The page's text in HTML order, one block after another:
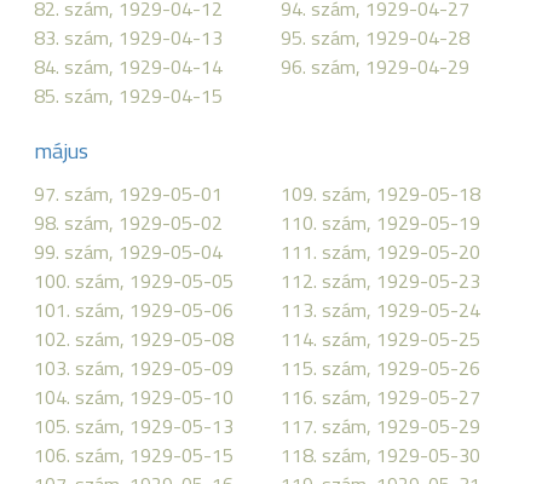
82. szám, 1929-04-12
83. szám, 1929-04-13
84. szám, 1929-04-14
85. szám, 1929-04-15
94. szám, 1929-04-27
95. szám, 1929-04-28
96. szám, 1929-04-29
május
97. szám, 1929-05-01
98. szám, 1929-05-02
99. szám, 1929-05-04
100. szám, 1929-05-05
101. szám, 1929-05-06
102. szám, 1929-05-08
103. szám, 1929-05-09
104. szám, 1929-05-10
105. szám, 1929-05-13
106. szám, 1929-05-15
109. szám, 1929-05-18
110. szám, 1929-05-19
111. szám, 1929-05-20
112. szám, 1929-05-23
113. szám, 1929-05-24
114. szám, 1929-05-25
115. szám, 1929-05-26
116. szám, 1929-05-27
117. szám, 1929-05-29
118. szám, 1929-05-30